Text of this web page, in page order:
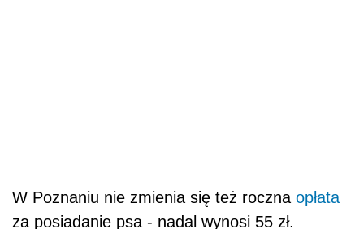
W Poznaniu nie zmienia się też roczna opłata
za posiadanie psa - nadal wynosi 55 zł.